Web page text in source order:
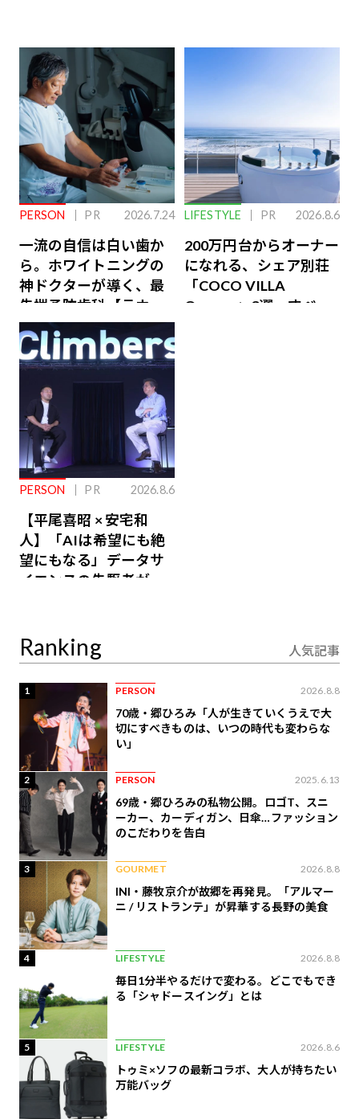
PERSON PR 2026.7.24
一流の自信は白い歯か
ら。ホワイトニングの
神ドクターが導く、最
先端予防歯科【ラウン
ジ会員特典あり】
LIFESTYLE PR 2026.8.6
200万円台からオーナー
になれる、シェア別荘
「COCO VILLA
Owners」3選。すべて
PERSON PR 2026.8.6
【平尾喜昭 × 安宅和
人】「AIは希望にも絶
望にもなる」データサ
イエンスの先駆者が語
Ranking 人気記事
1 PERSON 2026.8.8
70歳・郷ひろみ「人が生きていくうえで大
切にすべきものは、いつの時代も変わらな
い」
2 PERSON 2025.6.13
69歳・郷ひろみの私物公開。ロゴT、スニ
ーカー、カーディガン、日傘…ファッション
のこだわりを告白
3 GOURMET 2026.8.8
INI・藤牧京介が故郷を再発見。「アルマー
ニ / リストランテ」が昇華する長野の美食
4 LIFESTYLE 2026.8.8
毎日1分半やるだけで変わる。どこでもでき
る「シャドースイング」とは
5 LIFESTYLE 2026.8.6
トゥミ×ソフの最新コラボ、大人が持ちたい
万能バッグ